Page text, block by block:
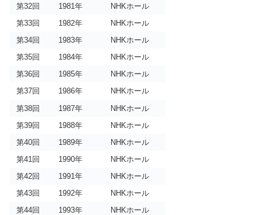
第32回
1981年
NHKホール
第33回
1982年
NHKホール
第34回
1983年
NHKホール
第35回
1984年
NHKホール
第36回
1985年
NHKホール
第37回
1986年
NHKホール
第38回
1987年
NHKホール
第39回
1988年
NHKホール
第40回
1989年
NHKホール
第41回
1990年
NHKホール
第42回
1991年
NHKホール
第43回
1992年
NHKホール
第44回
1993年
NHKホール